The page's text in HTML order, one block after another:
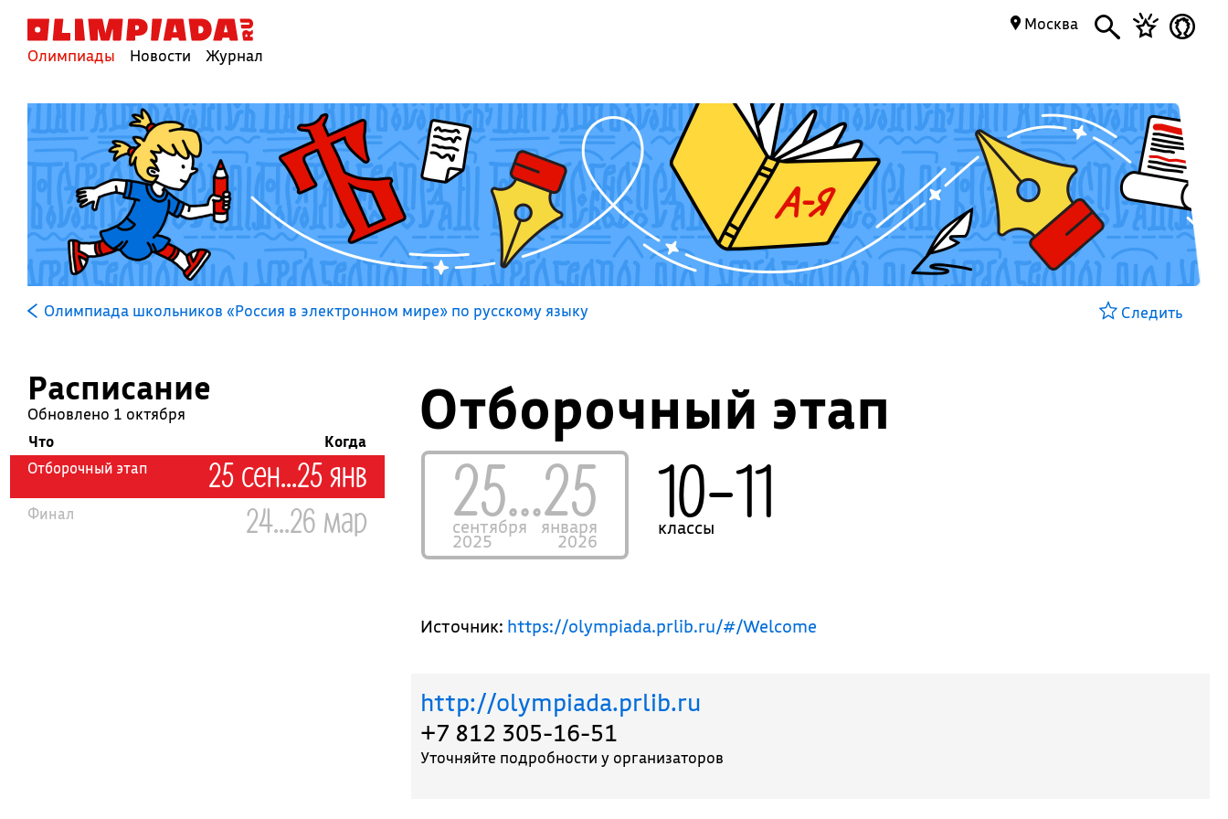
Олимпиады Новости Журнал
Москва
Олимпиада школьников «Россия в электронном мире» по русскому языку Следить
Расписание
Обновлено 1 октября
Что
Когда
Отборочный этап
25 сен...25 янв
Финал 24...26 мар
Отборочный этап
25...25
сентября января
2025 2026
10–11
классы
Источник: https://olympiada.prlib.ru/#/Welcome
http://olympiada.prlib.ru
+7 812 305-16-51
Уточняйте подробности у организаторов